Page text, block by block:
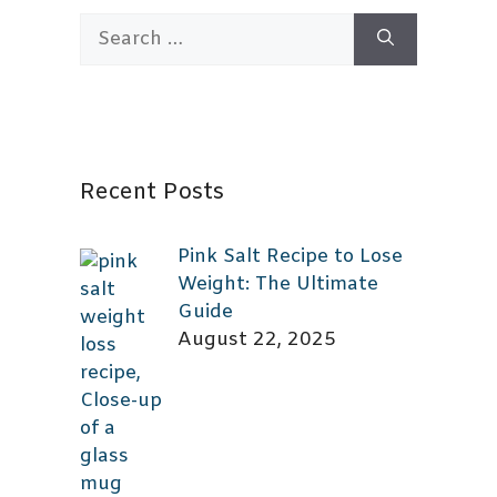
Search
Recent Posts
Pink Salt Recipe to Lose
Weight: The Ultimate
Guide
August 22, 2025